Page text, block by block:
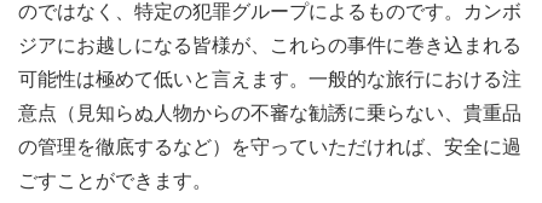
のではなく、特定の犯罪グループによるものです。カンボ
ジアにお越しになる皆様が、これらの事件に巻き込まれる
可能性は極めて低いと言えます。一般的な旅行における注
意点（見知らぬ人物からの不審な勧誘に乗らない、貴重品
の管理を徹底するなど）を守っていただければ、安全に過
ごすことができます。